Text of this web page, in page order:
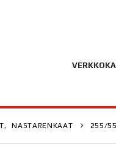
, NASTARENKAAT 255/